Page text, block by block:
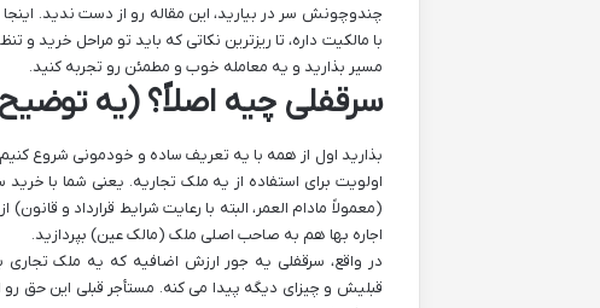
چندوچونش سر در بیارید، این مقاله رو از دست ندید.
با مالکیت داره، تا ریزترین نکاتی که باید تو مراحل خرید و
مسیر بذارید و یه معامله خوب و مطمئن رو تجربه کنید.
سرقفلی چیه اصلاً؟ (یه
بذارید اول از همه با یه تعریف ساده و خودمونی شروع
اولویت برای استفاده از یه ملک تجاریه. یعنی شما با
(معمولاً مادام العمر، البته با رعایت شرایط قرارداد و
اجاره بها هم به صاحب اصلی ملک (مالک عین) بپردازید.
در واقع، سرقفلی یه جور ارزش اضافیه که یه ملک
قبلیش و چیزای دیگه پیدا می کنه. مستأجر قبلی این حق رو